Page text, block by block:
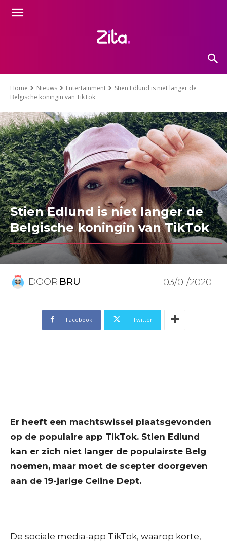
Home Nieuws Entertainment
Stien Edlund is niet langer de
Belgische koningin van TikTok
Stien Edlund is niet langer de
Belgische koningin van TikTok
DOOR BRU 03/01/2020
Facebook Twitter
Er heeft een machtswissel plaatsgevonden
op de populaire app TikTok. Stien Edlund
kan er zich niet langer de populairste Belg
noemen, maar moet de scepter doorgeven
aan de 19-jarige Celine Dept.
De sociale media-app TikTok, waarop korte,